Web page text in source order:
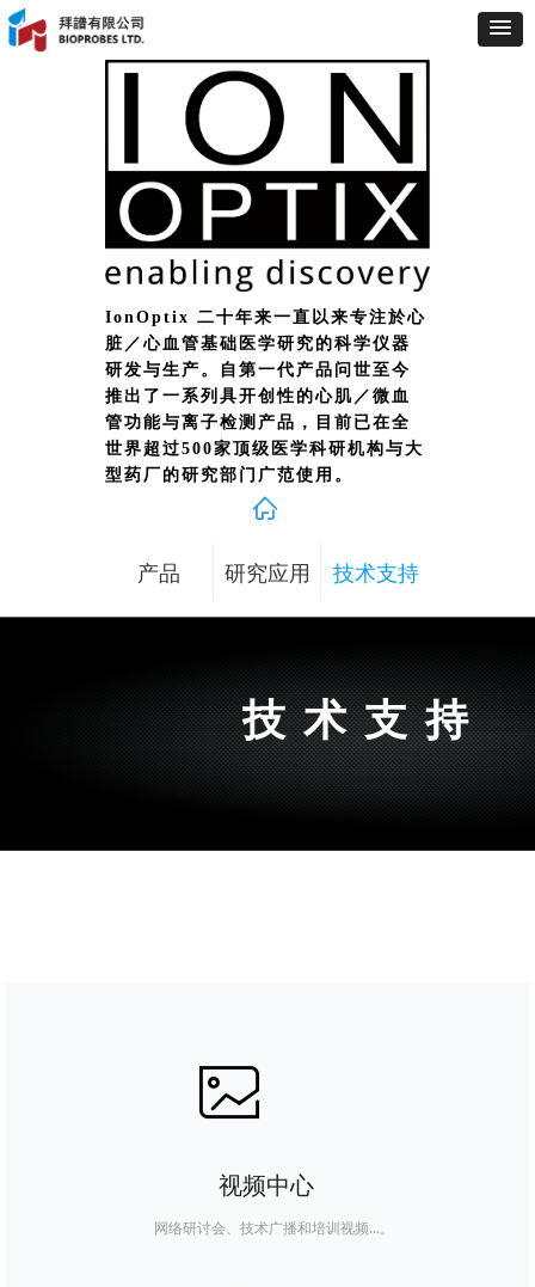
产品 研究应用 技术支持
IonOptix 二十年来一直以来专注於心
脏／心血管基础医学研究的科学仪器
研发与生产。自第一代产品问世至今
推出了一系列具开创性的心肌／微血
管功能与离子检测产品，目前已在全
世界超过500家顶级医学科研机构与大
型药厂的研究部门广范使用。
ꀇ
技术支持
网络研讨会、技术广播和培训视频...。
视频中心
ꂈ